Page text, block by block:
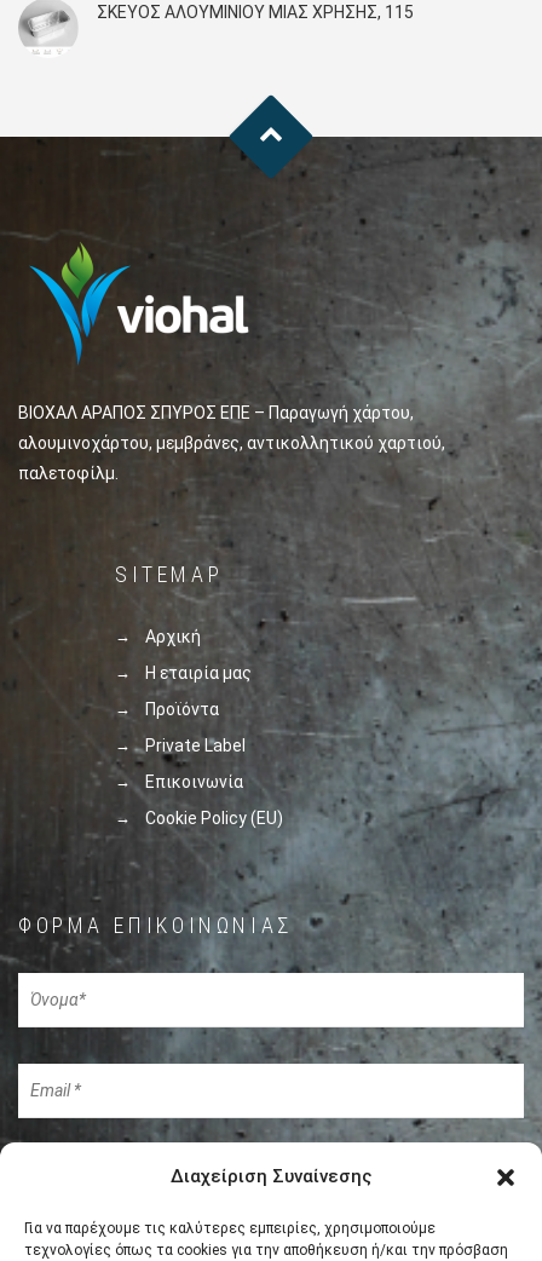
Διαχείριση Συναίνεσης
Για να παρέχουμε τις καλύτερες εμπειρίες, χρησιμοποιούμε
τεχνολογίες όπως τα cookies για την αποθήκευση ή/και την πρόσβαση
ΣΚΕΎΟΣ ΑΛΟΥΜΙΝΊΟΥ ΜΙΑΣ ΧΡΉΣΗΣ, 115
ΒΙΟΧΑΛ ΑΡΑΠΟΣ ΣΠΥΡΟΣ ΕΠΕ – Παραγωγή χάρτου,
αλουμινοχάρτου, μεμβράνες, αντικολλητικού χαρτιού,
παλετοφίλμ.
SITEMAP
Αρχική
Η εταιρία μας
Προϊόντα
Private Label
Επικοινωνία
Cookie Policy (EU)
ΦΌΡΜΑ ΕΠΙΚΟΙΝΩΝΊΑΣ